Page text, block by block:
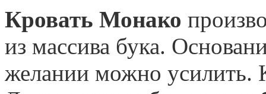
Кровать Монако
из массива бука.
желании можно усилить.